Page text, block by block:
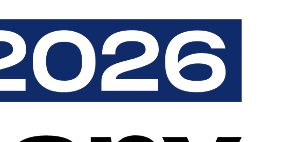
individuales, sino incluso el improbable fallo de un clúster completo.
en línea. Con conexiones VPN y transmisión de datos exclusivamente
y guardan en centros de datos de última generación en Alemania.
nuestros centros de datos cumplen los estrictos requisitos de la norma
todo momento sobre su información comercial. Como proveedor de marca